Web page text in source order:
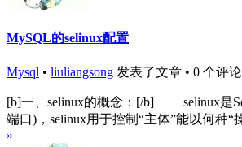
MySQL的selinux配置
Mysql • liuliangsong 发表了文章 • 0 个评
[b]一、selinux的概念：[/b] selinux是
端口)，selinux用于控制“主体”能以何种
»